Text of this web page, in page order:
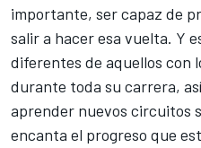
importante, ser capaz de
salir a hacer esa vuelta. Y
diferentes de aquellos con
durante toda su carrera,
aprender nuevos circuitos
encanta el progreso que